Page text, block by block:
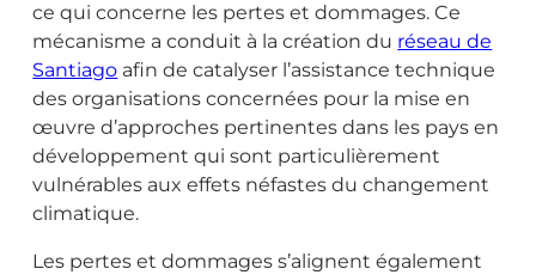
ce qui concerne les pertes et dommages. Ce
mécanisme a conduit à la création du réseau de
Santiago afin de catalyser l’assistance technique
des organisations concernées pour la mise en
œuvre d’approches pertinentes dans les pays en
développement qui sont particulièrement
vulnérables aux effets néfastes du changement
climatique.
Les pertes et dommages s’alignent également